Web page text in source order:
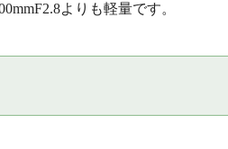
よりも軽量です。